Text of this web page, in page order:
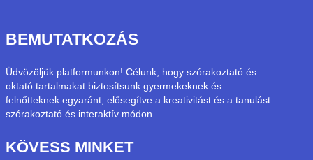
BEMUTATKOZÁS
Üdvözöljük platformunkon! Célunk, hogy szórakoztató és
oktató tartalmakat biztosítsunk gyermekeknek és
felnőtteknek egyaránt, elősegítve a kreativitást és a tanulást
szórakoztató és interaktív módon.
KÖVESS MINKET